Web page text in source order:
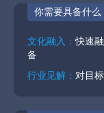
你需要具备什么
文化融入：快速
备
行业见解： 对目